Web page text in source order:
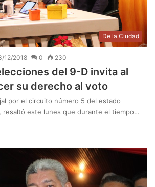
De la Ciudad
12/2018 0 230
del 9-D invita al
su derecho al voto
por el circuito número 5 del estado
resaltó este lunes que durante el tiempo…